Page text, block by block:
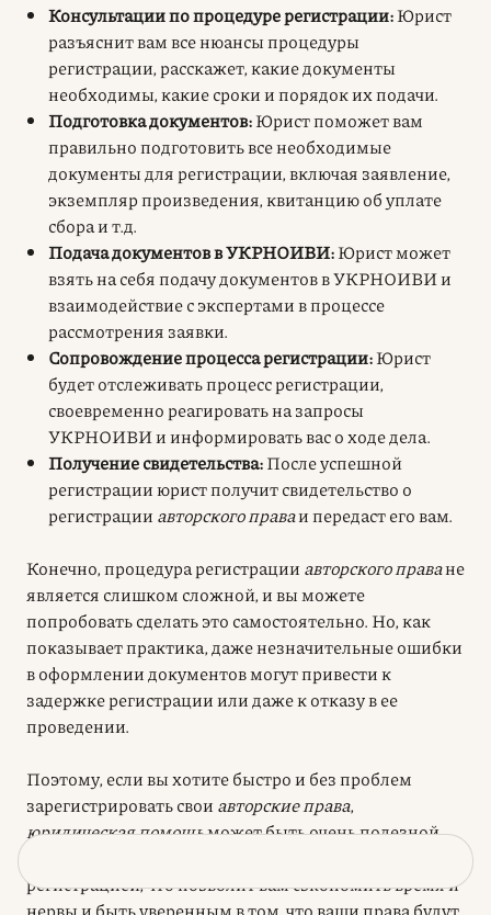
Консультации по процедуре регистрации:Юрист
разъяснит вам все нюансы процедуры
регистрации, расскажет, какие документы
необходимы, какие сроки и порядок их подачи.
Подготовка документов:Юрист поможет вам
правильно подготовить все необходимые
документы для регистрации, включая заявление,
экземпляр произведения, квитанцию об уплате
сбора и т.д.
Подача документов в УКРНОИВИ:Юрист может
взять на себя подачу документов в УКРНОИВИ и
взаимодействие с экспертами в процессе
рассмотрения заявки.
Сопровождение процесса регистрации:Юрист
будет отслеживать процесс регистрации,
своевременно реагировать на запросы
УКРНОИВИ и информировать вас о ходе дела.
Получение свидетельства:После успешной
регистрации юрист получит свидетельство о
регистрации авторского праваи передаст его вам.
Конечно, процедура регистрации авторского праване
является слишком сложной, и вы можете
попробовать сделать это самостоятельно. Но, как
показывает практика, даже незначительные ошибки
в оформлении документов могут привести к
задержке регистрации или даже к отказу в ее
проведении.
Поэтому, если вы хотите быстро и без проблем
зарегистрировать свои авторские права,
юридическая помощьможет быть очень полезной.
регистрацией, что позволит вам сэкономить время и
нервы и быть уверенным в том, что ваши права будут